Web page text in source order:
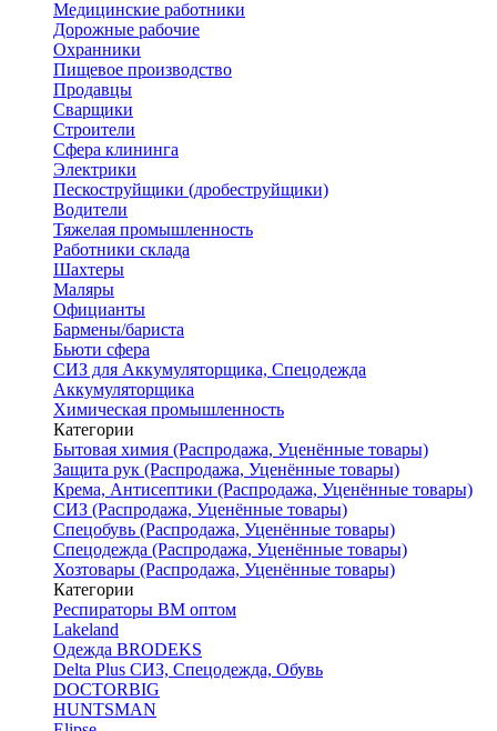
Медицинские работники
Дорожные рабочие
Охранники
Пищевое производство
Продавцы
Сварщики
Строители
Сфера клининга
Электрики
Пескоструйщики (дробеструйщики)
Водители
Тяжелая промышленность
Работники склада
Шахтеры
Маляры
Официанты
Бармены/бариста
Бьюти сфера
СИЗ для Аккумуляторщика, Спецодежда
Аккумуляторщика
Химическая промышленность
Категории
Бытовая химия (Распродажа, Уценённые товары)
Защита рук (Распродажа, Уценённые товары)
Крема, Антисептики (Распродажа, Уценённые товары)
СИЗ (Распродажа, Уценённые товары)
Спецобувь (Распродажа, Уценённые товары)
Спецодежда (Распродажа, Уценённые товары)
Хозтовары (Распродажа, Уценённые товары)
Категории
Респираторы ВМ оптом
Lakeland
Одежда BRODEKS
Delta Plus СИЗ, Спецодежда, Обувь
DOCTORBIG
HUNTSMAN